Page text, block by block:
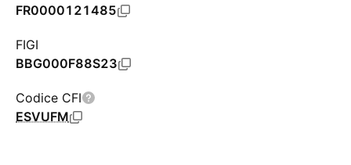
FR0000121485
FIGI
BBG000F88S23
Codice CFI
ESVUFM